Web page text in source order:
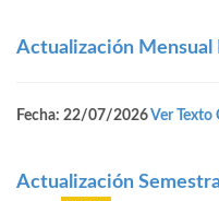
Actualización Mensual
Fecha: 22/07/2026Ver Texto
Actualización